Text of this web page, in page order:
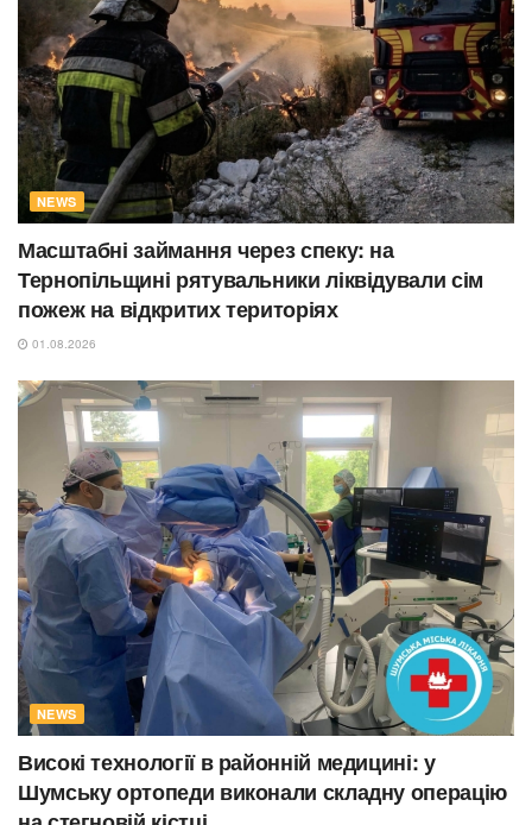
NEWS
Масштабні займання через спеку: на
Тернопільщині рятувальники ліквідували сім
пожеж на відкритих територіях
01.08.2026
NEWS
Високі технології в районній медицині: у
Шумську ортопеди виконали складну операцію